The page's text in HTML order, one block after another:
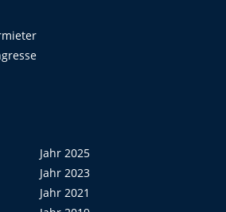
Jahr 2025
Jahr 2023
Jahr 2021